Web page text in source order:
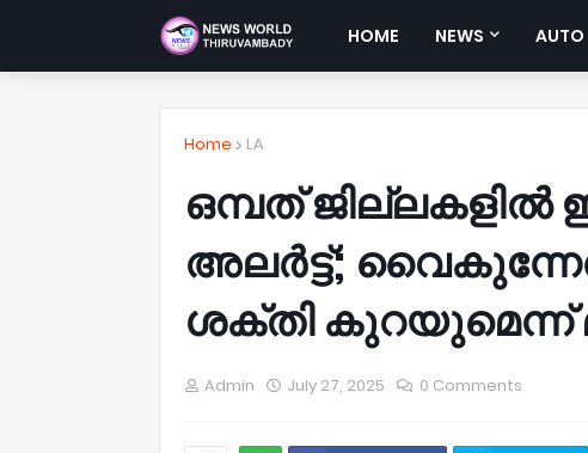
HOME NEWS AUTO
Home LA
ഒമ്പത്
അലർട്ട്;
ശക്തി കുറയുമെന്ന്
Admin July 27, 2025 0 Comments